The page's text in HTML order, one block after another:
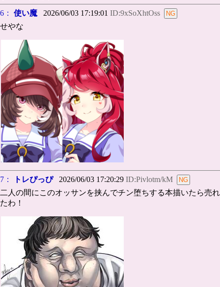
6： 使い魔 2026/06/03 17:19:01 ID:9xSoXhtOss
せやな
7： トレぴっぴ2026/06/03 17:20:29 ID:Pivlotm/kM
二人の間にこのオッサンを挟んでチン堕ちする本描いたら売れ
たわ！